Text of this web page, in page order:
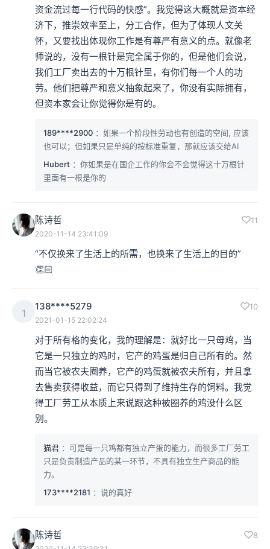
资金流过每一行代码的快感”。我觉得这大概就是资本经
济下，推崇效率至上，分工合作，但为了体现人文关
怀，又要找出体现你工作是有尊严有意义的点。就像老
师说的，没有一根针是完全属于你的，但是他们会说，
我们工厂卖出去的十万根针里，有你们每一个人的功
劳。他们把尊严和意义抽象起来了，你没有实际拥有，
但资本家会让你觉得你是有的。
189****2900 ：如果一个阶段性劳动也有创造的空间, 应该
也可以；但如果只是单纯的按标准重复，那就应该交给AI
Hubert ：你如果是在国企工作的你会不会觉得这十万根针
里面有一根是你的
陈诗哲 11
2020-11-14 23:41:09
“不仅换来了生活上的所需，也换来了生活上的目的”
👏🏻
1
138****5279 10
2021-01-15 22:02:24
对于所有格的变化，我的理解是：就好比一只母鸡，当
它是一只独立的鸡时，它产的鸡蛋是归自己所有的。然
而当它被农夫圈养，它产的鸡蛋就被农夫所有，并且拿
去售卖获得收益，而它只得到了维持生存的饲料。我觉
得工厂劳工从本质上来说跟这种被圈养的鸡没什么区
别。
猫君 ：可是每一只鸡都有独立产蛋的能力，而很多工厂劳工
只是负责制造产品的某一环节，不具有独立生产商品的能
力。
173****2181 ：说的真好
陈诗哲 8